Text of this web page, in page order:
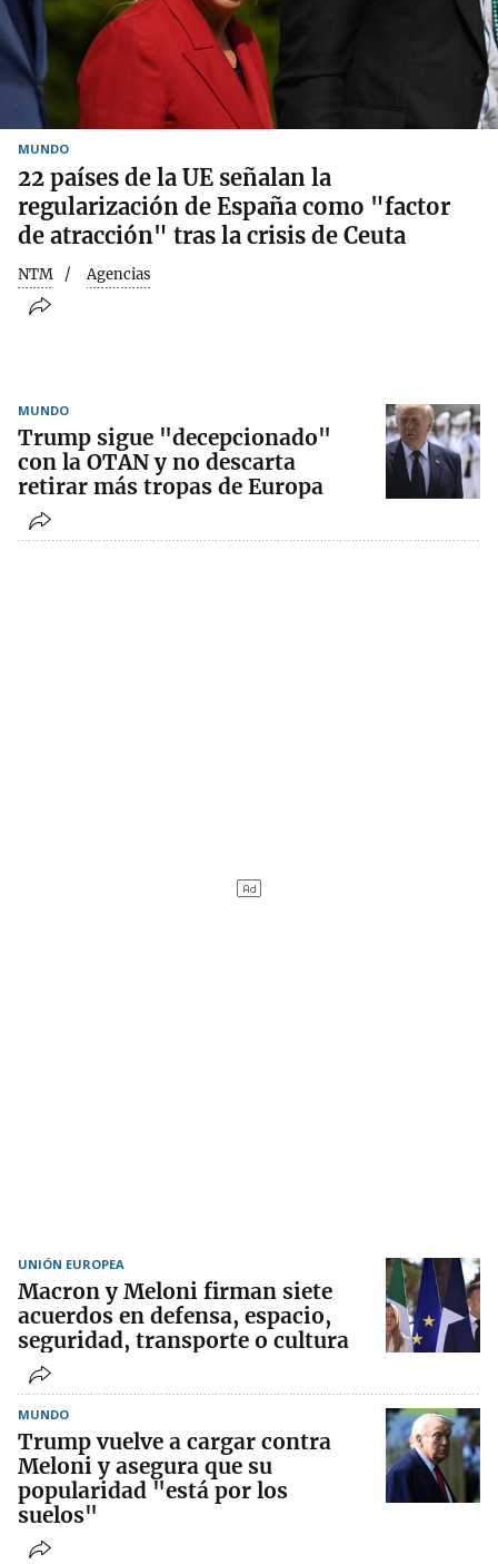
MUNDO
22 países de la UE señalan la
regularización de España como "factor
de atracción" tras la crisis de Ceuta
NTM Agencias
MUNDO
Trump sigue "decepcionado"
con la OTAN y no descarta
retirar más tropas de Europa
UNIÓN EUROPEA
Macron y Meloni firman siete
acuerdos en defensa, espacio,
seguridad, transporte o cultura
MUNDO
Trump vuelve a cargar contra
Meloni y asegura que su
popularidad "está por los
suelos"